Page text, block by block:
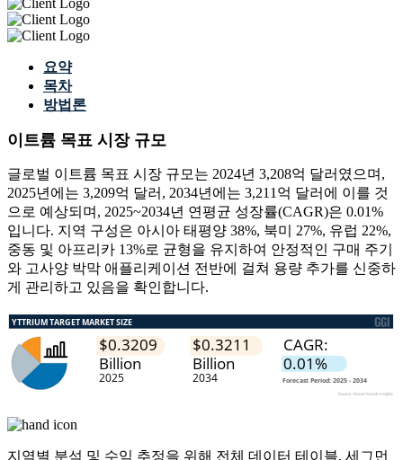
요약
목차
방법론
이트륨 목표 시장 규모
글로벌 이트륨 목표 시장 규모는 2024년 3,208억 달러였으며,
2025년에는 3,209억 달러, 2034년에는 3,211억 달러에 이를 것
으로 예상되며, 2025~2034년 연평균 성장률(CAGR)은 0.01%
입니다. 지역 구성은 아시아 태평양 38%, 북미 27%, 유럽 22%,
중동 및 아프리카 13%로 균형을 유지하여 안정적인 구매 주기
와 고사양 박막 애플리케이션 전반에 걸쳐 용량 추가를 신중하
게 관리하고 있음을 확인합니다.
지역별 분석 및 수익 추정을 위해 전체 데이터 테이블, 세그먼